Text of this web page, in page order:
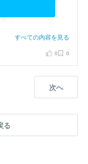
すべての内容を見る
0 0
次へ
る